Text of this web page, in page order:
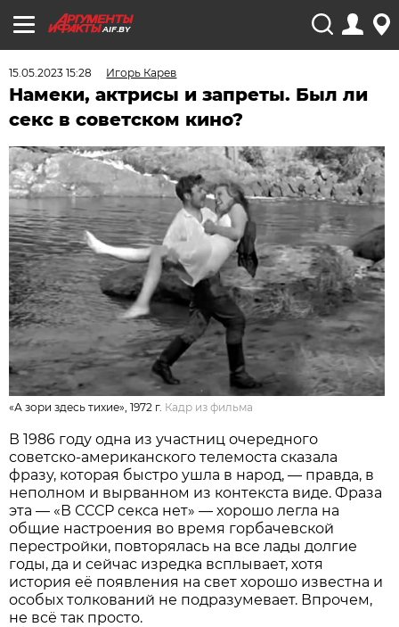
AIF.BY
15.05.2023 15:28 Игорь Карев
Намеки, актрисы и запреты. Был ли
секс в советском кино?
«А зори здесь тихие», 1972 г. Кадр из фильма
В 1986 году одна из участниц очередного
советско-американского телемоста сказала
фразу, которая быстро ушла в народ, — правда, в
неполном и вырванном из контекста виде. Фраза
эта — «В СССР секса нет» — хорошо легла на
общие настроения во время горбачевской
перестройки, повторялась на все лады долгие
годы, да и сейчас изредка всплывает, хотя
история её появления на свет хорошо известна и
особых толкований не подразумевает. Впрочем,
не всё так просто.